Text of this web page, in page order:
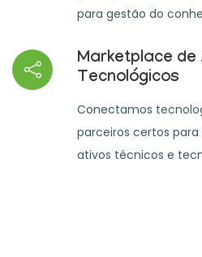
para gestão do
Marketplace
Tecnológicos
Conectamos
parceiros certos
ativos técnicos e